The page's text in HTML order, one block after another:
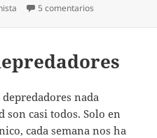
5 comentarios
nada
son casi todos. Solo en
cada semana nos ha